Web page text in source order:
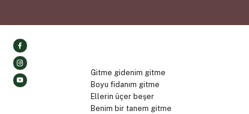
Gitme gidenim gitme
Boyu fidanım gitme
Ellerin üçer beşer
Benim bir tanem gitme